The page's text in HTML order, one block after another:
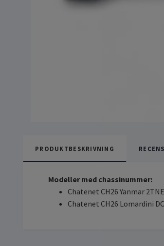
PRODUKTBESKRIVNING
Modeller med chassinummer:
Chatenet CH26 Yanmar
Chatenet CH26 Lomardini